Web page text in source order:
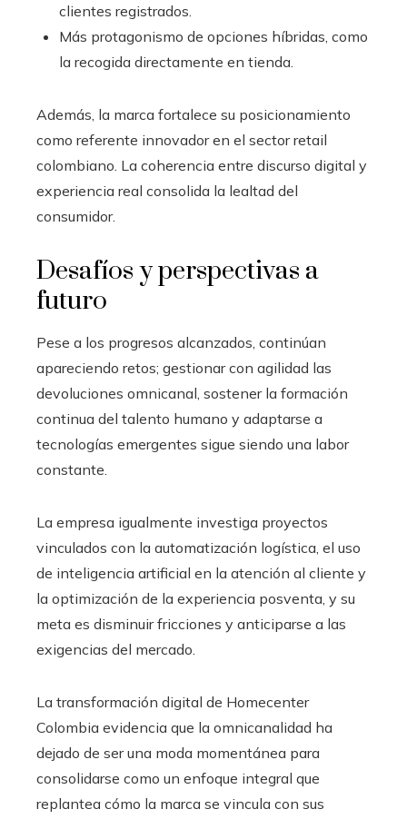
clientes registrados.
Más protagonismo de opciones híbridas, como
la recogida directamente en tienda.
Además, la marca fortalece su posicionamiento
como referente innovador en el sector retail
colombiano. La coherencia entre discurso digital y
experiencia real consolida la lealtad del
consumidor.
Desafíos y perspectivas a
futuro
Pese a los progresos alcanzados, continúan
apareciendo retos; gestionar con agilidad las
devoluciones omnicanal, sostener la formación
continua del talento humano y adaptarse a
tecnologías emergentes sigue siendo una labor
constante.
La empresa igualmente investiga proyectos
vinculados con la automatización logística, el uso
de inteligencia artificial en la atención al cliente y
la optimización de la experiencia posventa, y su
meta es disminuir fricciones y anticiparse a las
exigencias del mercado.
La transformación digital de Homecenter
Colombia evidencia que la omnicanalidad ha
dejado de ser una moda momentánea para
consolidarse como un enfoque integral que
replantea cómo la marca se vincula con sus